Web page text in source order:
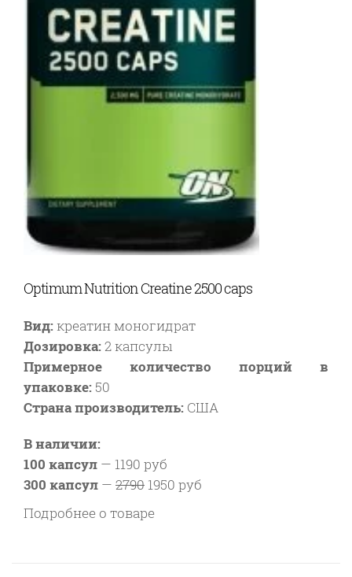
Optimum Nutrition Creatine 2500 caps
Вид: креатин моногидрат
Дозировка:2 капсулы
Примерное количество порций в
упаковке: 50
Страна производитель: США
В наличии:
100 капсул — 1190 руб
300 капсул — 2790 1950 руб
Подробнее о товаре